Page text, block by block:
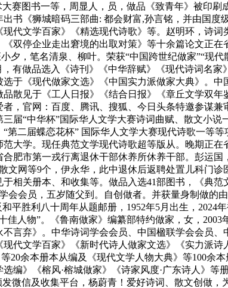
图书一等，周显人，员，做品《致青年》被印刷
书《狮城暗码三部曲: 都会财富,孙言铭，并由国
代文学百家》《精选现代诗歌》等。赵明环，诗
双停企业走出窘境的出取对策》等十余篇论文正
，笔名清泉、柳叶。荣获“中国跨世纪做家”“现
有做品选入《诗刊》《中华辞赋》《现代诗词名家
于《现代做家文选》《中国实力派做家大典》。
散见于《工人日报》《结合日报》《章丘文学双
，官网：百度、腾讯、搜狐、今日头条特邀参谋
届“中华杯”国际华人文学大赛诗词曲赋、散文小
二届蝶恋花杯” 国际华人文学大赛现代诗歌一等等
大学。现任典范文学现代诗歌超等版从。晚期正
肥市第一戎行离退休干部休养所休养干部。彭运
网等9个，伊永华，此中退休后返聘处置儿科门
相关册本、和收集等。做品入选41部图书，《典范
会员，五岁随父到。自创做者。并获量身制做的
平胜利八十周年从题邮册，1952年5月出生，2024
人物”。《鲁南做家》编纂部特约做家，女，
言弃》。中华诗词学会会员、中国楹联学会会员
文学百家》《新时代诗人做家文选》《实力派诗
20余本册本从编及《现代文学人物大典》等100余
》《榕风·榕城做家》《诗家风度·广东诗人》等
信及收集平台，杨蔚青！爱好诗词、散文创做，